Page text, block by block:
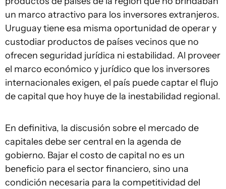
un marco atractivo para los inversores extranjeros.
Uruguay tiene esa misma oportunidad de operar y
custodiar productos de países vecinos que no
ofrecen seguridad jurídica ni estabilidad. Al proveer
el marco económico y jurídico que los inversores
internacionales exigen, el país puede captar el flujo
de capital que hoy huye de la inestabilidad regional.
En definitiva, la discusión sobre el mercado de
capitales debe ser central en la agenda de
gobierno. Bajar el costo de capital no es un
beneficio para el sector financiero, sino una
condición necesaria para la competitividad del